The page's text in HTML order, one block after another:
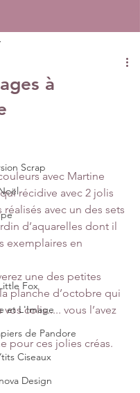
Scrap
Fox
et L'Image
de Pandore
Ciseaux
Design
à
sur 5.
avec Martine
récidive avec 2 jolis
avec un des sets
d’aquarelles dont il
exemplaires en
une des petites
planche d’octobre qui
colis..... vous l’avez
pour ces jolies créas.